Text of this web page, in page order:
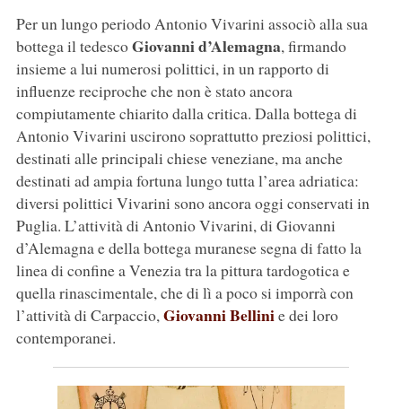
Per un lungo periodo Antonio Vivarini associò alla sua
bottega il tedescoGiovanni d’Alemagna, firmando
insieme a lui numerosi polittici, in un rapporto di
influenze reciproche che non è stato ancora
compiutamente chiarito dalla critica. Dalla bottega di
Antonio Vivarini uscirono soprattutto preziosi polittici,
destinati alle principali chiese veneziane, ma anche
destinati ad ampia fortuna lungo tutta l’area adriatica:
diversi polittici Vivarini sono ancora oggi conservati in
Puglia. L’attività di Antonio Vivarini, di Giovanni
d’Alemagna e della bottega muranese segna di fatto la
linea di confine a Venezia tra la pittura tardogotica e
quella rinascimentale, che di lì a poco si imporrà con
l’attività di Carpaccio,Giovanni Bellinie dei loro
contemporanei.